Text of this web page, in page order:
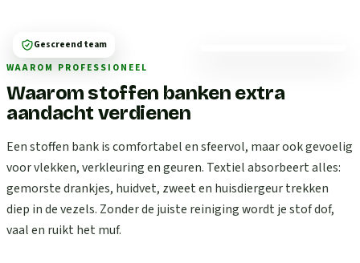
WAAROM PROFESSIONEEL
Waarom stoffen banken extra
aandacht verdienen
Een stoffen bank is comfortabel en sfeervol, maar ook gevoelig
voor vlekken, verkleuring en geuren. Textiel absorbeert alles:
gemorste drankjes, huidvet, zweet en huisdiergeur trekken
diep in de vezels. Zonder de juiste reiniging wordt je stof dof,
vaal en ruikt het muf.
Gescreend team